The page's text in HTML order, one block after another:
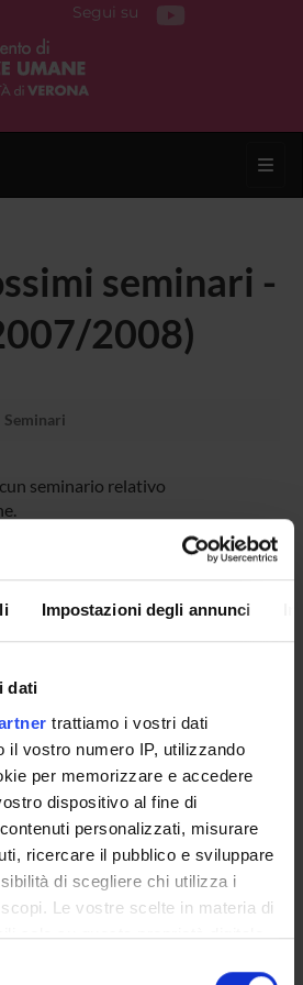
Impostazioni degli annunci
dati
trattiamo i vostri dati
il vostro numero IP, utilizzando
per memorizzare e accedere
dispositivo al fine di
personalizzati, misurare
ricercare il pubblico e sviluppare
di scegliere chi utilizza i
Le vostre scelte in materia di
solo su questa proprietà digitale
Segui su
seminari -
2008)
Seminari
seminario relativo